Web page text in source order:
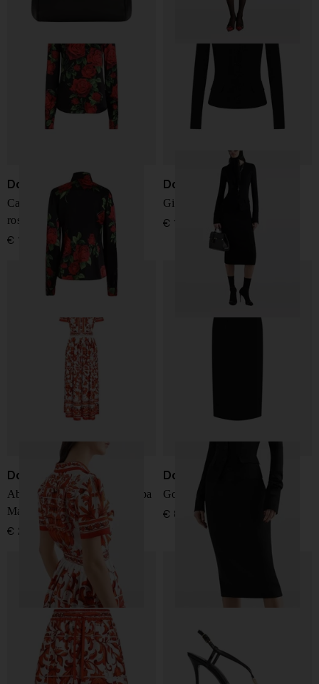
Dolce & Gabbana
Camicia in seta con stampa
rose
€ 1.650,00
Dolce & Gabbana
Giacca in lana
€ 1.950,00
Dolce & Gabbana
Abito maxi in seta con stampa
Maiolica
€ 2.450,00
Dolce & Gabbana
Gonna midi in lana
€ 895,00